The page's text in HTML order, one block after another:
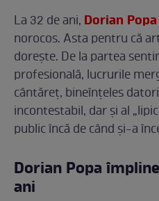
La 32 de ani, Dorian Popa
norocos. Asta pentru că
dorește. De la partea
profesională, lucrurile
cântăreț, bineînțeles
incontestabil, dar și al
public încă de când și-a
Dorian Popa
ani